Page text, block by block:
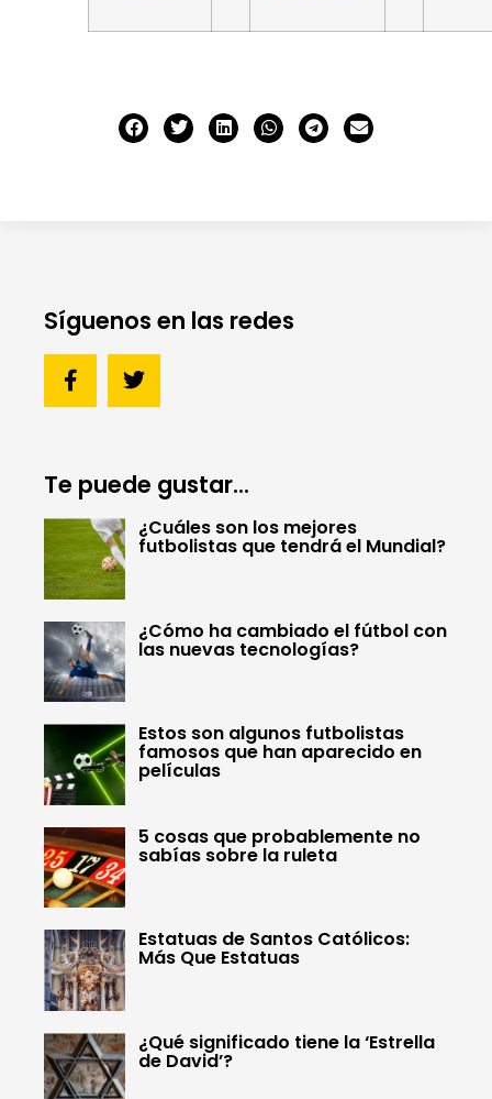
Síguenos en las redes
Te puede gustar...
¿Cuáles son los mejores
futbolistas que tendrá el Mundial?
¿Cómo ha cambiado el fútbol con
las nuevas tecnologías?
Estos son algunos futbolistas
famosos que han aparecido en
películas
5 cosas que probablemente no
sabías sobre la ruleta
Estatuas de Santos Católicos:
Más Que Estatuas
¿Qué significado tiene la ‘Estrella
de David’?